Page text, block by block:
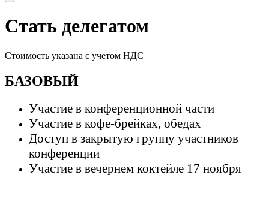
Стать делегатом
Стоимость указана с учетом НДС
БАЗОВЫЙ
Участие в конференционной части
Участие в кофе-брейках, обедах
Доступ в закрытую группу участников
конференции
Участие в вечернем коктейле 17 ноября